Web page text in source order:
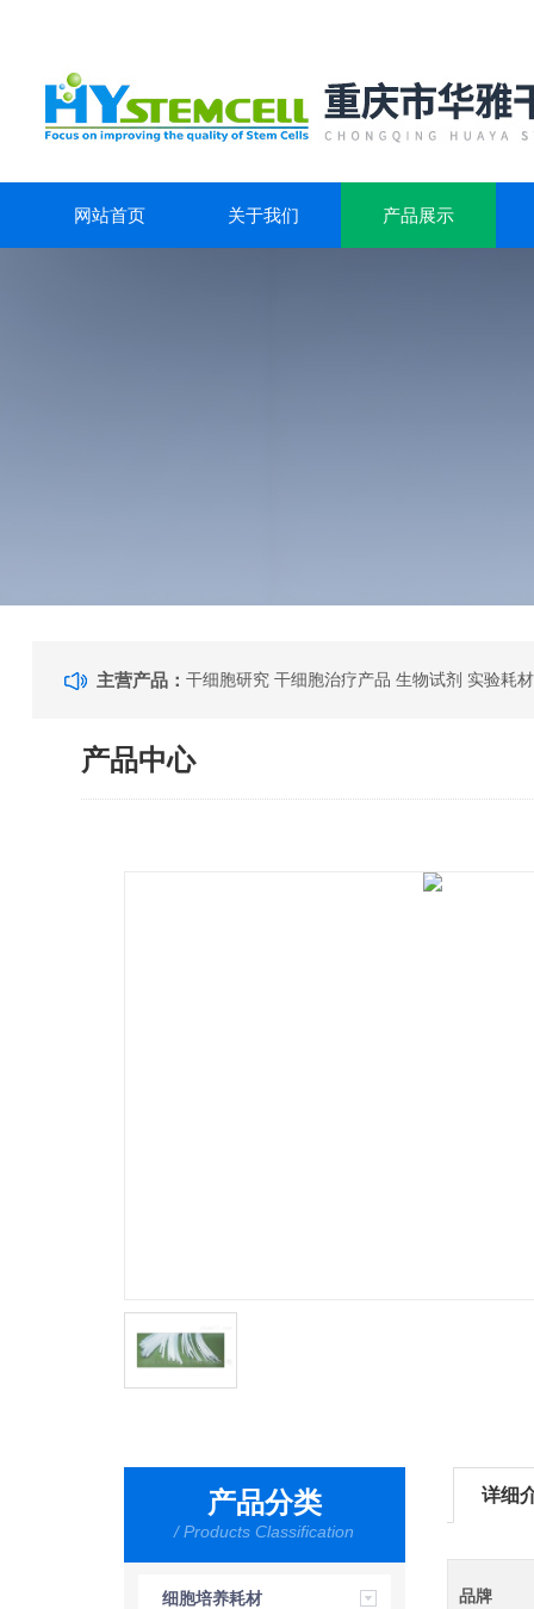
网站首页 关于我们 产品展示
主营产品：干细胞研究 干细胞治疗产品 生物试剂 实验耗
产品中心
产品分类
/ Products Classification
细胞培养耗材
详细
品牌